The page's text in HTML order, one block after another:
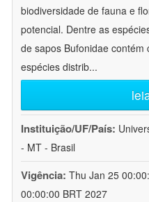
biodiversidade de fauna e
potencial. Dentre as
de sapos Bufonidae
espécies distrib...
Instituição/UF/País:
- MT - Brasil
Vigência: Thu Jan 25
00:00:00 BRT 2027